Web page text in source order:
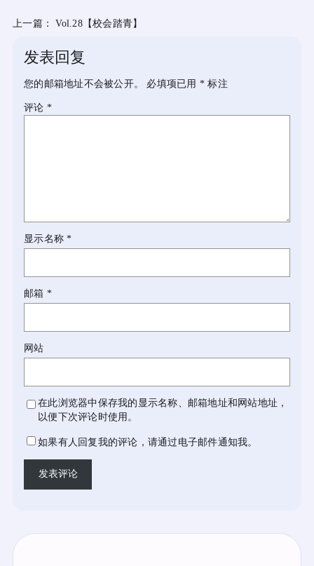
上一篇： Vol.28【校会踏青】
发表回复
您的邮箱地址不会被公开。 必填项已用 * 标注
评论 *
显示名称*
邮箱 *
网站
在此浏览器中保存我的显示名称、邮箱地址和网站地址，
以便下次评论时使用。
如果有人回复我的评论，请通过电子邮件通知我。